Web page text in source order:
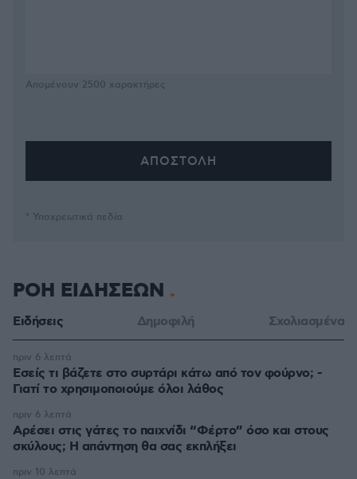
Απομένουν 2500 χαρακτήρες
* Υποχρεωτικά πεδία
ΡΟΗ ΕΙΔΗΣΕΩΝ
Ειδήσεις Δημοφιλή Σχολιασμένα
Εσείς τι βάζετε στο συρτάρι κάτω από τον φούρνο; -
Γιατί το χρησιμοποιούμε όλοι λάθος
πριν 6 λεπτά
Αρέσει στις γάτες το παιχνίδι “Φέρτο” όσο και στους
σκύλους; Η απάντηση θα σας εκπλήξει
πριν 6 λεπτά
πριν 10 λεπτά